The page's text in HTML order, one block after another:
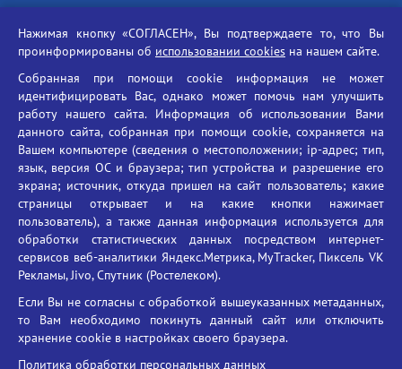
Единый портал государственных услуг
Противодействие угрозам информационной безопасности
Социальные ролики - Генеральная прокуратура РФ
Противодействие коррупции
БГУ против наркотиков
Брянский государственный университет
имени академика И.Г. Петровского
Время работы: пн-пт 09:00-18:00
Телефон: +7(4832)58-90-85
Нажимая кнопку «СОГЛАСЕН», Вы подтверждаете то, что Вы
проинформированы об использовании cookies на нашем сайте.
Собранная при помощи cookie информация не может
идентифицировать Вас, однако может помочь нам улучшить
работу нашего сайта. Информация об использовании Вами
данного сайта, собранная при помощи cookie, сохраняется на
Вашем компьютере (сведения о местоположении; ip-адрес; тип,
язык, версия ОС и браузера; тип устройства и разрешение его
экрана; источник, откуда пришел на сайт пользователь; какие
страницы открывает и на какие кнопки нажимает
пользователь), а также данная информация используется для
обработки статистических данных посредством интернет-
сервисов веб-аналитики Яндекс.Метрика, MyTracker, Пиксель VK
Рекламы, Jivo, Спутник (Ростелеком).
Если Вы не согласны с обработкой вышеуказанных метаданных,
то Вам необходимо покинуть данный сайт или отключить
хранение cookie в настройках своего браузера.
Политика обработки персональных данных